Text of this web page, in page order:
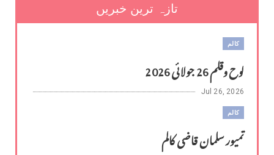
تازہ ترین خبریں
کالم
لوح وقلم 26 جولائی 2026
Jul 26, 2026
کالم
تمیور سلمان قاضی کالم